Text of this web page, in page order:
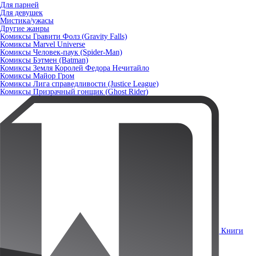
Для парней
Для девушек
Мистика/ужасы
Другие жанры
Комиксы Гравити Фолз (Gravity Falls)
Комиксы Marvel Universe
Комиксы Человек-паук (Spider-Man)
Комиксы Бэтмен (Batman)
Комиксы Земля Королей Федора Нечитайло
Комиксы Майор Гром
Комиксы Лига справедливости (Justice League)
Комиксы Призрачный гонщик (Ghost Rider)
Книги